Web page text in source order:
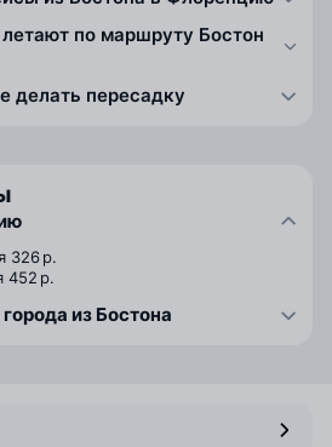
по маршруту Бостон
делать пересадку
326 р.
452 р.
из Бостона